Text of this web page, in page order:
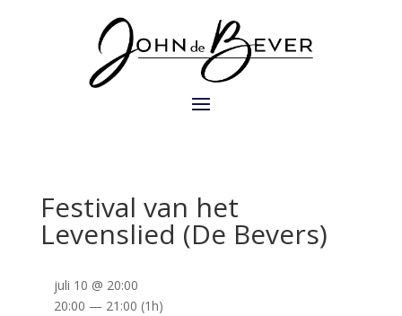
Festival van het
Levenslied (De Bevers)
juli 10 @ 20:00
20:00 — 21:00 (1h)